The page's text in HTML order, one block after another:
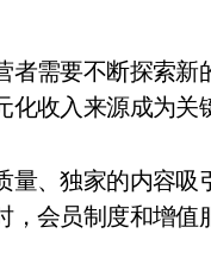
收入来源成为关
、独家的内容
会员制度和增值